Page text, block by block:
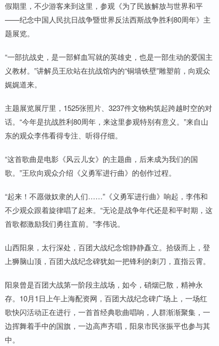
假期里，不少游客来到这里，参观《为了民族解放与世界和平
——纪念中国人民抗日战争暨世界反法西斯战争胜利80周年》主
题展览。
“一部抗战史，是一部鲜血写就的英雄史，也是一部生动的爱国主
义教材。”讲解员王欣站在抗战馆内的“铜墙铁壁”雕塑前，向观众
娓娓道来。
主题展览展厅里，1525张照片、3237件文物构筑起跨越时空的对
话。“今年是抗战胜利80周年，来这里参观特别有意义。”来自山
东的观众李伟看得专注、听得仔细。
“这首歌曲是电影《风云儿女》的主题曲，后来成为我们的国
歌。”王欣向观众介绍《义勇军进行曲》的创作过程。
“起来！不愿做奴隶的人们……”《义勇军进行曲》响起，李伟和
不少观众跟着旋律唱了起来。“无论是战争年代还是和平时期，这
首歌都激励我们勇往直前。”李伟说。
山西阳泉，太行深处，百团大战纪念馆静静矗立。拾级而上，登
上狮脑山顶，百团大战纪念碑犹如一把锋利的刺刀，直指云霄。
阳泉曾是百团大战第一阶段主战场，如今，硝烟已散，精神永
存。10月1日上午上海配资网，百团大战纪念碑广场上，一场红
歌快闪活动正在进行，一首首经典歌曲唱响，人群渐渐聚集，一
边挥舞着手中的国旗，一边高声齐唱，阳泉市民张振平也参与其
中。